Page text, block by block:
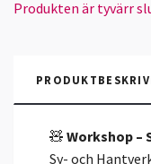
Produkten är tyvärr
🧸 Workshop –
Sy- och